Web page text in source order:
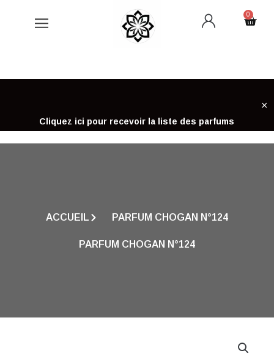
0
Cart
Cliquez ici pour recevoir la liste des parfums
×
ACCUEIL PARFUM CHOGAN N°124
PARFUM CHOGAN N°124